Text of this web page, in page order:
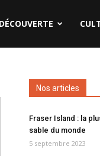
DÉCOUVERTE
Nos articles
Fraser Island : la
sable du monde
5 septembre 2023